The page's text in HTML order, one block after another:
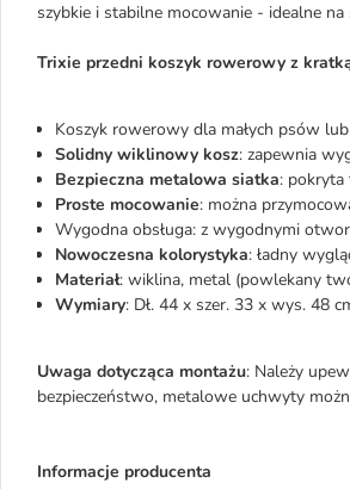
szybkie i stabilne mocowanie - idealne
Trixie przedni koszyk rowerowy z
Koszyk rowerowy dla małych psów
Solidny wiklinowy kosz: zapewnia
Bezpieczna metalowa siatka:
Proste mocowanie: można
Wygodna obsługa: z wygodnymi
Nowoczesna kolorystyka: ładny
Materiał: wiklina, metal (powlekany
Wymiary: Dł. 44 x szer. 33 x wys. 48
Uwaga dotycząca montażu: Należy
bezpieczeństwo, metalowe uchwyty
Informacje producenta